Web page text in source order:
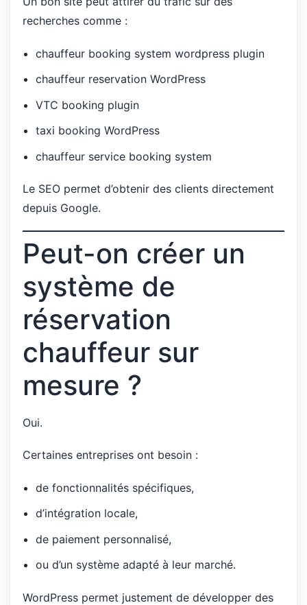
recherches comme :
chauffeur booking system wordpress plugin
chauffeur reservation WordPress
VTC booking plugin
taxi booking WordPress
chauffeur service booking system
Le SEO permet d’obtenir des clients directement
depuis Google.
Peut-on créer un
système de
réservation
chauffeur sur
mesure ?
Oui.
Certaines entreprises ont besoin :
de fonctionnalités spécifiques,
d’intégration locale,
de paiement personnalisé,
ou d’un système adapté à leur marché.
WordPress permet justement de développer des